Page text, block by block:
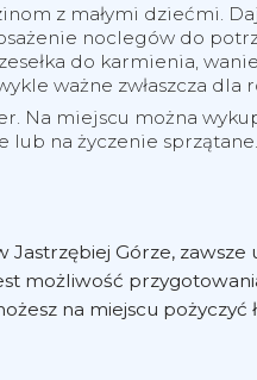
z małymi dziećmi.
noclegów do
do karmienia,
ważne zwłaszcza
Na miejscu można
na życzenie
Górze,
możliwość
na miejscu